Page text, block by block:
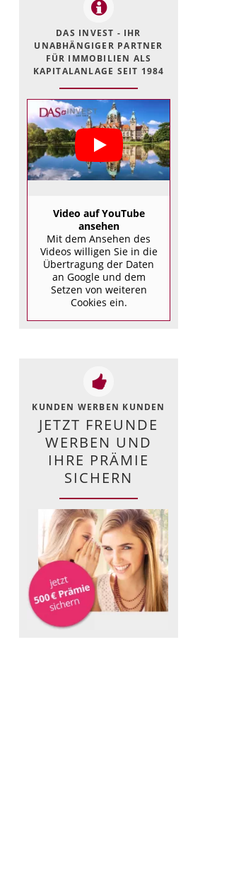
DAS INVEST - IHR
UNABHÄNGIGER PARTNER
FÜR IMMOBILIEN ALS
KAPITALANLAGE SEIT 1984
Video auf YouTube
ansehen
Mit dem Ansehen des
Videos willigen Sie in die
Übertragung der Daten
an Google und dem
Setzen von weiteren
Cookies ein.
KUNDEN WERBEN KUNDEN
JETZT FREUNDE
WERBEN UND
IHRE PRÄMIE
SICHERN